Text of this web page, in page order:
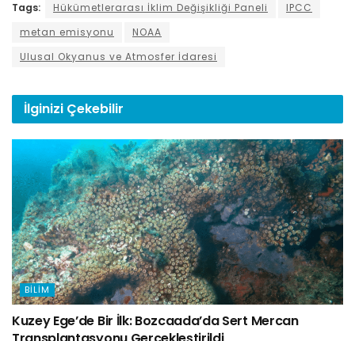
Tags: Hükümetlerarası İklim Değişikliği Paneli
IPCC
metan emisyonu
NOAA
Ulusal Okyanus ve Atmosfer İdaresi
İlginizi Çekebilir
BILIM
Kuzey Ege’de Bir İlk: Bozcaada’da Sert Mercan